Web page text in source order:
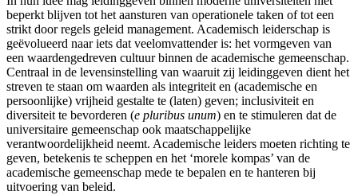
beperkt blijven tot het aansturen van operationele taken of tot een
strikt door regels geleid management. Academisch leiderschap is
geëvolueerd naar iets dat veelomvattender is: het vormgeven van
een waardengedreven cultuur binnen de academische gemeenschap.
Centraal in de levensinstelling van waaruit zij leidinggeven dient het
streven te staan om waarden als integriteit en (academische en
persoonlijke) vrijheid gestalte te (laten) geven; inclusiviteit en
diversiteit te bevorderen (e pluribus unum) en te stimuleren dat de
universitaire gemeenschap ook maatschappelijke
verantwoordelijkheid neemt. Academische leiders moeten richting te
geven, betekenis te scheppen en het ‘morele kompas’ van de
academische gemeenschap mede te bepalen en te hanteren bij
uitvoering van beleid.